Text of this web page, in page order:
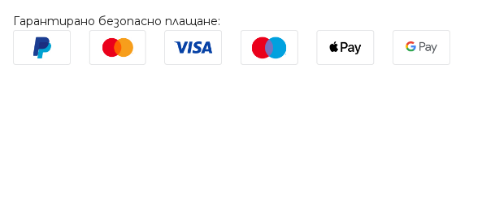
Гарантирано безопасно плащане: